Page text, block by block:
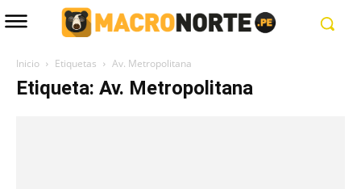
Inicio Etiquetas Av. Metropolitana
Etiqueta: Av. Metropolitana